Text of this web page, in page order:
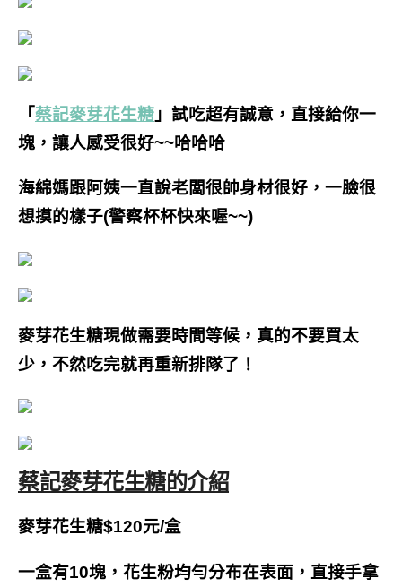
「蔡記麥芽花生糖 」試吃超有誠意，直接給你一
塊，讓人感受很好~~哈哈哈
海綿媽跟阿姨一直說老闆很帥身材很好，一臉很
想摸的樣子(警察杯杯快來喔~~)
麥芽花生糖現做需要時間等候，真的不要買太
少，不然吃完就再重新排隊了！
蔡記麥芽花生糖的介紹
麥芽花生糖$120元/盒
一盒有10塊，花生粉均勻分布在表面，直接手拿